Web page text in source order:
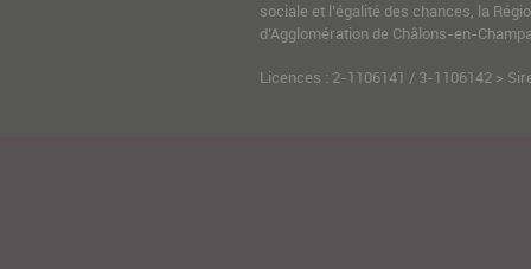
sociale et l’égalité des chances, la
d’Agglomération de Châlons-en-
Licences : 2-1106141 / 3-1106142 >